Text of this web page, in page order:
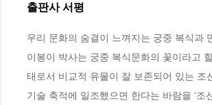
출판사 서평
우리 문화의 숨결이 느껴지는 궁중 복식과
이봉이 박사는 궁중 복식문화의 꽃이라고
태로서 비교적 유물이 잘 보존되어 있는
기술 축적에 일조했으면 한다는 바람을 ‘조